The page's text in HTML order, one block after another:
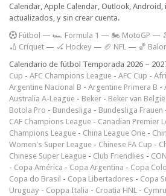
Calendar, Apple Calendar, Outlook, Android,
actualizados, y sin crear cuenta.
Fútbol — 🏎️ Formula 1 — 🏍 MotoGP —
🏏 Críquet — 🏑 Hockey — 🏈 NFL — 🏀
Calendario de fútbol Temporada 2026 –
Cup - AFC Champions League - AFC Cup -
Argentine Nacional B - Argentine Primera B -
Australia A-League - Beker - Beker van België
Botola Pro - Bundesliga - Bundesliga Frauen
CAF Champions League - Canadian Premier
Champions League - China League One -
Women's Super League - Chinese FA Cup -
Chinese Super League - Club Friendlies -
- Copa América - Copa Argentina - Copa
Copa do Brasil - Copa Libertadores - Copa
Uruguay - Coppa Italia - Croatia HNL -